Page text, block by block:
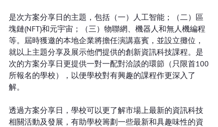
是次方案分享日的主題，包括（一）人工智能；（二）區
塊鏈(NFT)和元宇宙；（三）物聯網、機器人和無人機編程
等。屆時獲邀的本地企業將擔任演講嘉賓，並設立攤位，
就以上主題分享及展示他們提供的創新資訊科技課程。是
次的方案分享日更提供一對一配對洽談的環節（只限首100
所報名的學校），以便學校對有興趣的課程作更深入了
解。
透過方案分享日，學校可以更了解市場上最新的資訊科技
相關活動及發展，有助學校籌劃一些最新和具趣味性的資